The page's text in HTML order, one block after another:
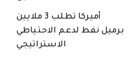
أميركا تطلب 3 ملايين
برميل نفط لدعم الاحتياطي
الاستراتيجي